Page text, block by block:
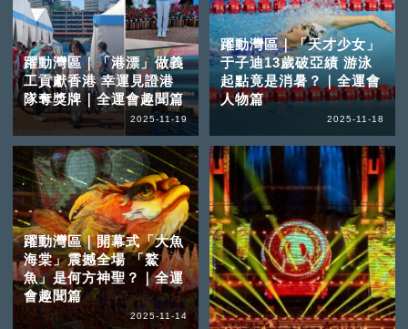
躍動灣區｜「港漂」做義
工貢獻香港 幸運見證港
隊奪獎牌｜全運會趣聞篇
2025-11-19
躍動灣區｜「天才少女」
于子迪13歲破亞績 游泳
起點竟是消暑？｜全運會
人物篇
2025-11-18
躍動灣區｜開幕式「大魚
海棠」震撼全場 「鰲
魚」是何方神聖？｜全運
會趣聞篇
2025-11-14